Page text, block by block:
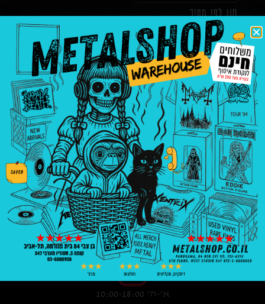
סנן לפי מחיר
₪
8
—
₪
3008
בניין פנורמה, בן צבי 84, ת"א קומה 5, סטודיו
547
03-6888958
א'-ה' 10:00-18:00